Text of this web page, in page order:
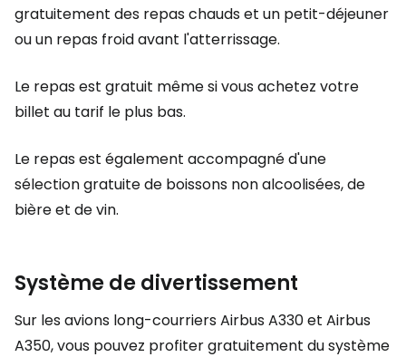
gratuitement des repas chauds et un petit-déjeuner
ou un repas froid avant l'atterrissage.
Le repas est gratuit même si vous achetez votre
billet au tarif le plus bas.
Le repas est également accompagné d'une
sélection gratuite de boissons non alcoolisées, de
bière et de vin.
Système de divertissement
Sur les avions long-courriers Airbus A330 et Airbus
A350, vous pouvez profiter gratuitement du système